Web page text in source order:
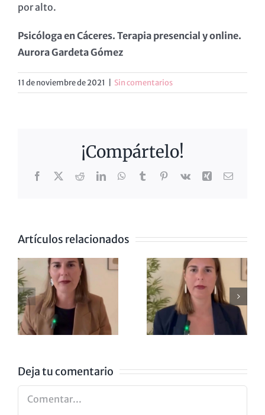
por alto.
Psicóloga en Cáceres. Terapia presencial y online.
Aurora Gardeta Gómez
11 de noviembre de 2021 Sin comentarios
¡Compártelo!
Facebook
X RedditLinkedInWhatsApp
TumblrPinterest
Vk Xing Correo
Artículos relacionados
LA
ANSIEDAD
NO
EL
GOYA
Deja tu comentario
Comentar